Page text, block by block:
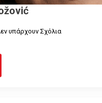
υπάρχουν Σχόλια